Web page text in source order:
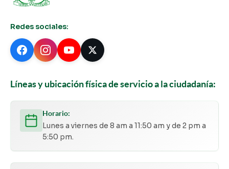
Redes sociales:
Líneas y ubicación física de servicio a la ciudadanía:
Horario:
Lunes a viernes de 8 am a 11:50 am y de 2 pm a
5:50 pm.